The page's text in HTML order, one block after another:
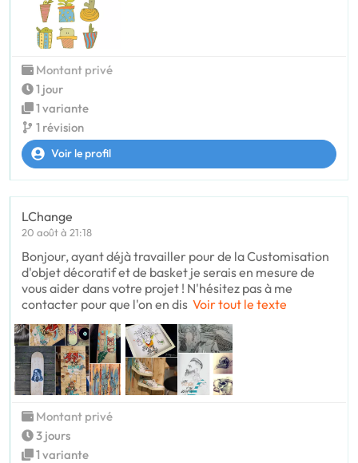
Montant privé
1 jour
1 variante
1 révision
Voir le profil
LChange
20 août à 21:18
Bonjour, ayant déjà travailler pour de la Customisation
d'objet décoratif et de basket je serais en mesure de
vous aider dans votre projet ! N'hésitez pas à me
contacter pour que l'on en dis Voir tout le texte
Montant privé
3 jours
1 variante